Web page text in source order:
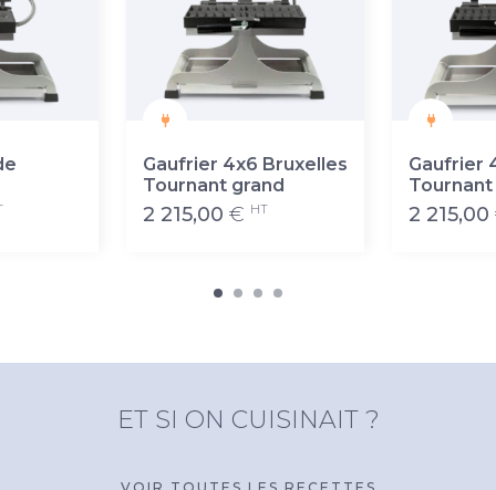
Gaufrier 4x6 Bruxelles
Tournant grand
2 215,00 € HT
Gaufrier
2 215,00
ET SI ON CUISINAIT ?